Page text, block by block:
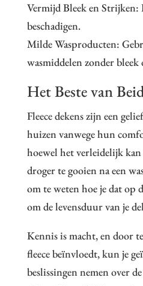
Vermijd Bleek en Strijken:
beschadigen.
Milde Wasproducten:
wasmiddelen zonder
Het Beste van
Fleece dekens zijn een
huizen vanwege hun
hoewel het verleidelijk
droger te gooien na een
om te weten hoe je dat op
om de levensduur van je
Kennis is macht, en door
fleece beïnvloedt, kun je
beslissingen nemen over